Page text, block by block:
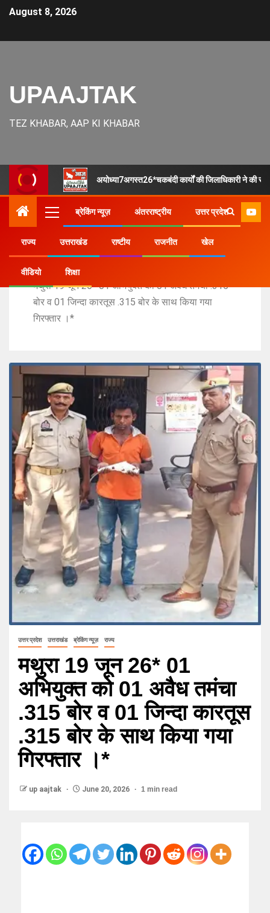
August 8, 2026
UPAAJTAK
TEZ KHABAR, AAP KI KHABAR
अयोध्या7अगस्त26*चकबंदी कार्यों की जिलाधिकारी ने की
ब्रेकिंग न्यूज़ अंतरराष्ट्रीय उत्तर प्रदेश
राज्य उत्तराखंड राष्टीय राजनीत खेल
वीडियो शिक्षा
Home
उत्तर प्रदेश
मथुरा 19 जून 26* 01 अभियुक्त को 01 अवैध तमंचा .315
बोर व 01 जिन्दा कारतूस .315 बोर के साथ किया गया
गिरफ्तार ।*
उत्तर प्रदेश उत्तराखंड ब्रेकिंग न्यूज़ राज्य
मथुरा 19 जून 26* 01
अभियुक्त को 01 अवैध तमंचा
.315 बोर व 01 जिन्दा कारतूस
.315 बोर के साथ किया गया
गिरफ्तार ।*
up aajtak June 20, 2026 1 min read